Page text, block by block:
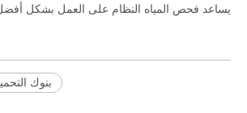
يساعد فحص المياه النظام على العمل بشكل
بنوك